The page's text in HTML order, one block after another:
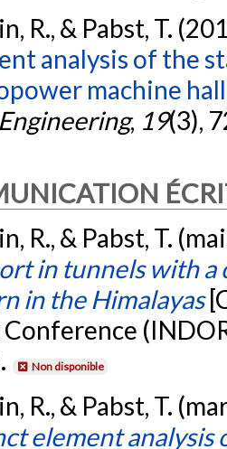
R., & Pabst, T.
analysis of the
machine
, 19(3),
R., & Pabst, T.
in tunnels with a
in the Himalayas
Conference
Non disponible
R., & Pabst, T.
element analysis